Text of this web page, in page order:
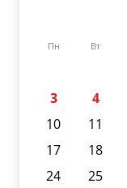
Пн Вт
3
4
10
11
17
18
24
25